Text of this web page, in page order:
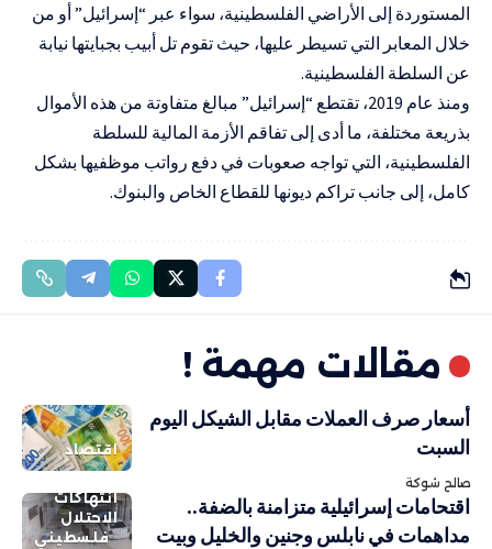
المستوردة إلى الأراضي الفلسطينية، سواء عبر “إسرائيل” أو من
خلال المعابر التي تسيطر عليها، حيث تقوم تل أبيب بجبايتها نيابة
عن السلطة الفلسطينية.
ومنذ عام 2019، تقتطع “إسرائيل” مبالغ متفاوتة من هذه الأموال
بذريعة مختلفة، ما أدى إلى تفاقم الأزمة المالية للسلطة
الفلسطينية، التي تواجه صعوبات في دفع رواتب موظفيها بشكل
كامل، إلى جانب تراكم ديونها للقطاع الخاص والبنوك.
مقالات مهمة !
اقتصاد
أسعار صرف العملات مقابل الشيكل اليوم
السبت
صالح شوكة
انتهاكات
الاحتلال
فلسطيني
اقتحامات إسرائيلية متزامنة بالضفة..
مداهمات في نابلس وجنين والخليل وبيت